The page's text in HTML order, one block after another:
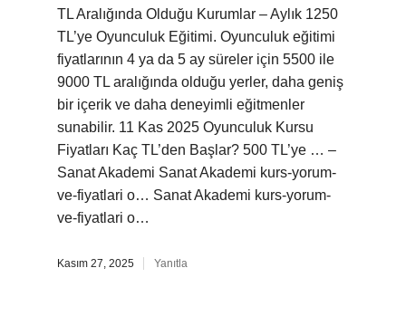
TL Aralığında Olduğu Kurumlar – Aylık 1250
TL’ye Oyunculuk Eğitimi. Oyunculuk eğitimi
fiyatlarının 4 ya da 5 ay süreler için 5500 ile
9000 TL aralığında olduğu yerler, daha geniş
bir içerik ve daha deneyimli eğitmenler
sunabilir. 11 Kas 2025 Oyunculuk Kursu
Fiyatları Kaç TL’den Başlar? 500 TL’ye … –
Sanat Akademi Sanat Akademi kurs-yorum-
ve-fiyatlari o… Sanat Akademi kurs-yorum-
ve-fiyatlari o…
Kasım 27, 2025 Yanıtla